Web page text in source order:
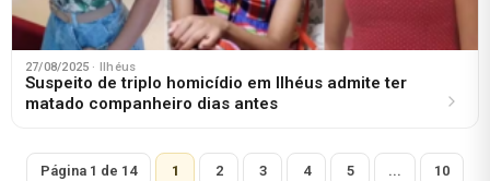
27/08/2025 · Ilhéus
Suspeito de triplo homicídio em Ilhéus admite ter
matado companheiro dias antes
Página 1 de 14 1 2 3 4 5 ... 10